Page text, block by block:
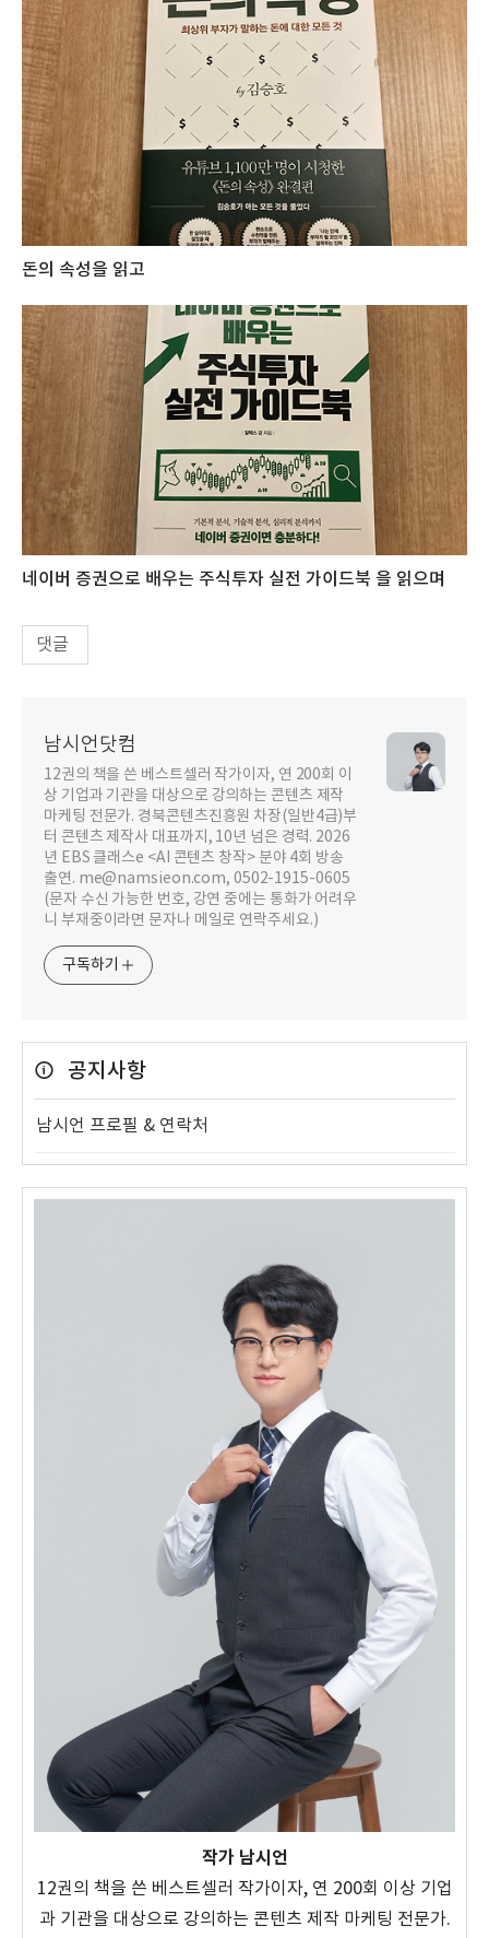
돈의 속성을 읽고
네이버 증권으로 배우는 주식투자 실전 가이드북 을 읽으며
댓글
남시언닷컴
12권의 책을 쓴 베스트셀러 작가이자, 연 200회 이
상 기업과 기관을 대상으로 강의하는 콘텐츠 제작
마케팅 전문가. 경북콘텐츠진흥원 차장(일반4급)부
터 콘텐츠 제작사 대표까지, 10년 넘은 경력. 2026
년 EBS 클래스e <AI 콘텐츠 창작> 분야 4회 방송
출연. me@namsieon.com, 0502-1915-0605
(문자 수신 가능한 번호, 강연 중에는 통화가 어려우
니 부재중이라면 문자나 메일로 연락주세요.)
구독하기
공지사항
남시언 프로필 & 연락처
작가 남시언
12권의 책을 쓴 베스트셀러 작가이자, 연 200회 이상 기업
과 기관을 대상으로 강의하는 콘텐츠 제작 마케팅 전문가.